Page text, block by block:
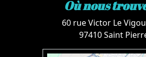
Où nous
60 rue Victor Le
97410 Saint